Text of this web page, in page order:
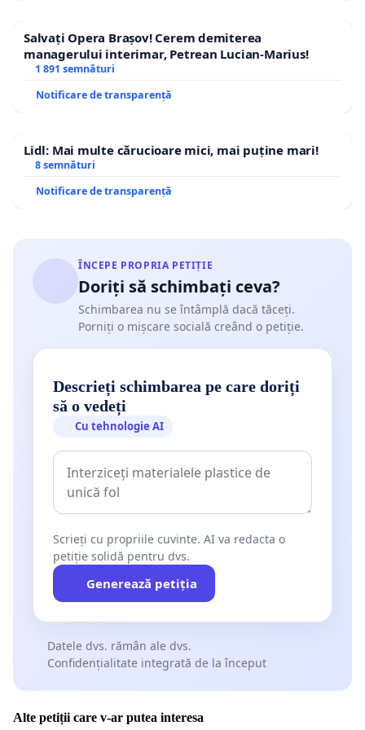
Salvați Opera Brașov! Cerem demiterea
managerului interimar, Petrean Lucian-Marius!
1 891 semnături
Notificare de transparență
Lidl: Mai multe cărucioare mici, mai puține mari!
8 semnături
Notificare de transparență
ÎNCEPE PROPRIA PETIȚIE
Doriți să schimbați ceva?
Schimbarea nu se întâmplă dacă tăceți.
Porniți o mișcare socială creând o petiție.
Descrieți schimbarea pe care doriți
să o vedeți
Cu tehnologie AI
Scrieți cu propriile cuvinte. AI va redacta o
petiție solidă pentru dvs.
Generează petiția
Datele dvs. rămân ale dvs.
Confidențialitate integrată de la început
Alte petiții care v-ar putea interesa